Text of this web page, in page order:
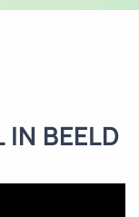
IN BEELD